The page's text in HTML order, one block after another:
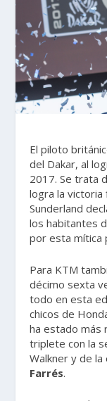
El piloto
del Dakar, al
2017. Se trata
logra la victoria
Sunderland
los habitantes
por esta mítica
Para KTM
décimo sexta
todo en esta
chicos de
ha estado más
triplete con la
Walkner y de
Farrés.